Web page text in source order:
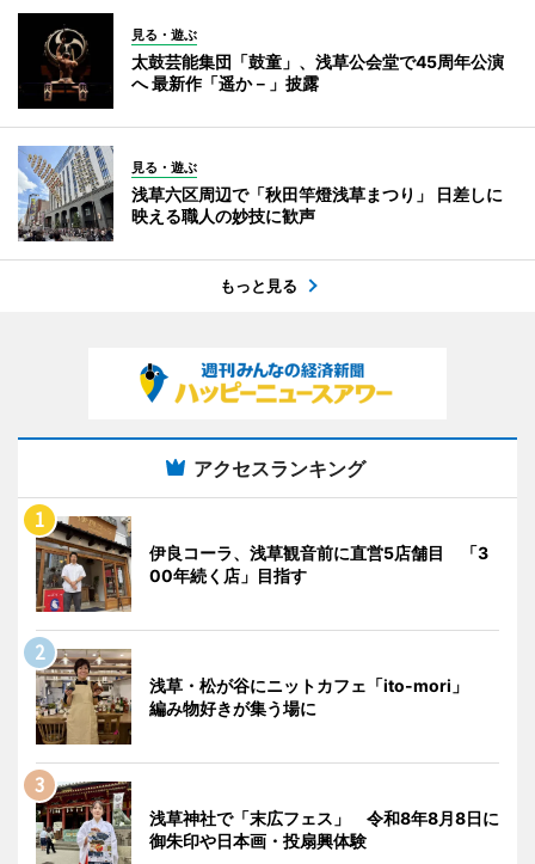
見る・遊ぶ
太鼓芸能集団「鼓童」、浅草公会堂で45周年公演
へ 最新作「遥か－」披露
見る・遊ぶ
浅草六区周辺で「秋田竿燈浅草まつり」 日差しに
映える職人の妙技に歓声
もっと見る
アクセスランキング
伊良コーラ、浅草観音前に直営5店舗目 「3
00年続く店」目指す
浅草・松が谷にニットカフェ「ito-mori」
編み物好きが集う場に
浅草神社で「末広フェス」 令和8年8月8日に
御朱印や日本画・投扇興体験